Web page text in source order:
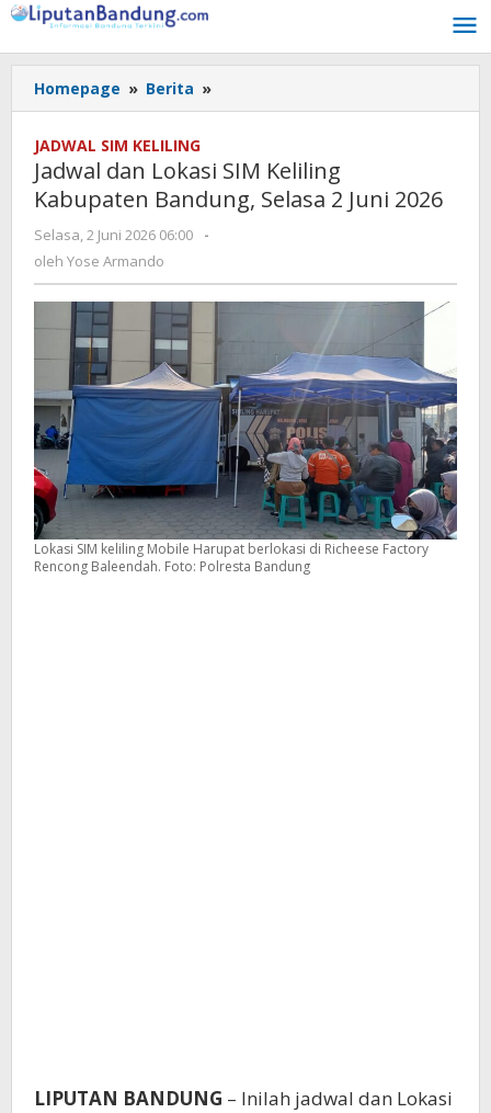
Lewati
konten
Homepage » Berita »
dan
Keliling
Kabupaten
JADWAL SIM KELILING
Jadwal dan Lokasi SIM Keliling
Kabupaten Bandung, Selasa 2 Juni 2026
Selasa, 2 Juni 2026 06:00
oleh
-
oleh Yose Armando
Lokasi SIM keliling Mobile Harupat berlokasi di Richeese Factory
Rencong Baleendah. Foto: Polresta Bandung
LIPUTAN BANDUNG – Inilah jadwal dan Lokasi